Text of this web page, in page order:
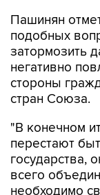
Пашинян
подобных
затормозить
негативно
стороны
стран Союза.
"В конечном
перестают
государства,
всего
необходимо